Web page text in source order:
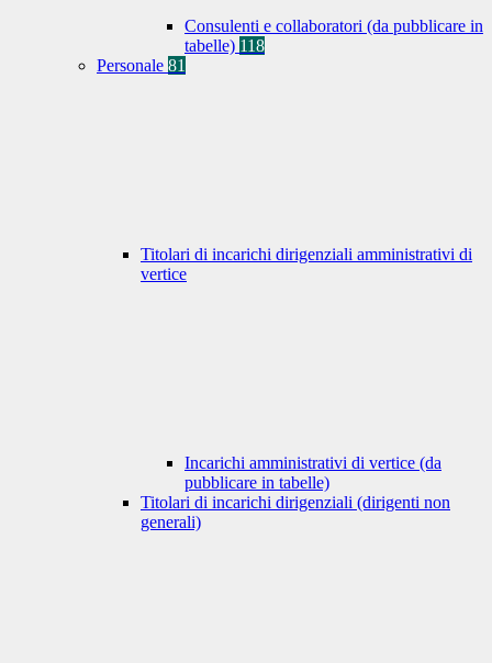
Consulenti e collaboratori (da pubblicare in
tabelle) 118
Personale 81
Titolari di incarichi dirigenziali amministrativi di
vertice
Incarichi amministrativi di vertice (da
pubblicare in tabelle)
Titolari di incarichi dirigenziali (dirigenti non
generali)